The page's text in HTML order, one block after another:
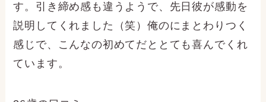
す。引き締め感も違うようで、先日彼が感動を
説明してくれました（笑）俺のにまとわりつく
感じで、こんなの初めてだととても喜んでくれ
ています。